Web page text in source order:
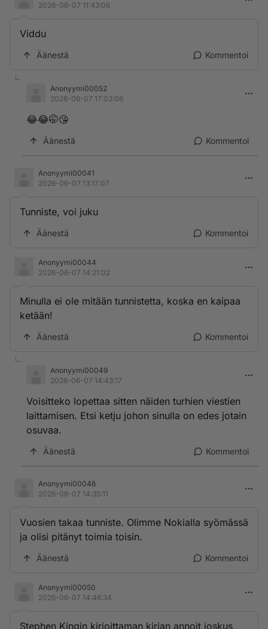
2026-06-07 11:43:06
Viddu
Äänestä Kommentoi
Anonyymi00052
2026-06-07 17:03:06
😂😂🤭😘
Äänestä Kommentoi
Anonyymi00041
2026-06-07 13:17:07
Tunniste, voi juku
Äänestä Kommentoi
Anonyymi00044
2026-06-07 14:21:02
Minulla ei ole mitään tunnistetta, koska en kaipaa
ketään!
Äänestä Kommentoi
Anonyymi00049
2026-06-07 14:43:17
Voisitteko lopettaa sitten näiden turhien viestien
laittamisen. Etsi ketju johon sinulla on edes jotain
osuvaa.
Äänestä Kommentoi
Anonyymi00046
2026-06-07 14:35:11
Vuosien takaa tunniste. Olimme Nokialla syömässä
ja olisi pitänyt toimia toisin.
Äänestä Kommentoi
Anonyymi00050
2026-06-07 14:46:34
Stephen Kingin kirjoittaman kirjan annoit joskus